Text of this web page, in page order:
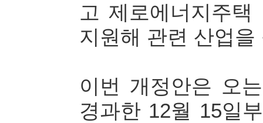
고 제로에너지주
지원해 관련 산업
이번 개정안은 오
경과한 12월 15일